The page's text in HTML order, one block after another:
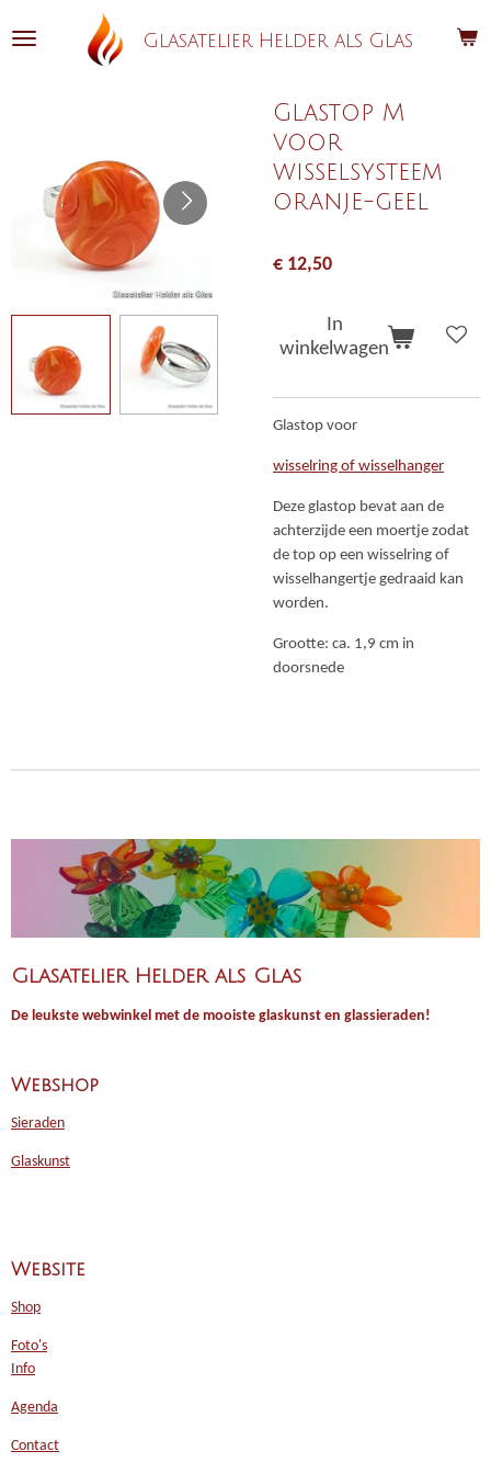
direct
Glasatelier Helder als Glas
Glastop M
voor
wisselsysteem
oranje-geel
€ 12,50
In
winkelwagen
Glastop voor
wisselring of wisselhanger
Deze glastop bevat aan de
achterzijde een moertje zodat
de top op een wisselring of
wisselhangertje gedraaid kan
worden.
Grootte: ca. 1,9 cm in
doorsnede
Glasatelier Helder als Glas
De leukste webwinkel met de mooiste glaskunst en glassieraden!
Webshop
Sieraden
Glaskunst
Website
Shop
Foto's
Info
Agenda
Contact